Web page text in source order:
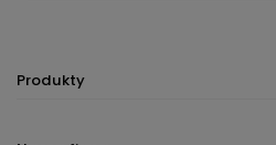
Produkty